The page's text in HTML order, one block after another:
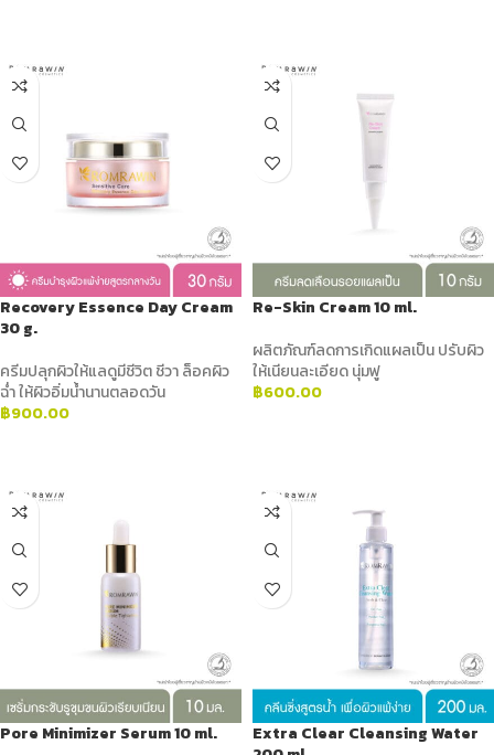
Recovery Essence Day Cream
30 g.
ครีมปลุกผิวให้แลดูมีชีวิต ชีวา ล็อคผิว
ฉ่ำ ให้ผิวอิ่มน้ำนานตลอดวัน
฿900.00
Re-Skin Cream 10 ml.
ผลิตภัณฑ์ลดการเกิดแผลเป็น ปรับผิว
ให้เนียนละเอียด นุ่มฟู
฿600.00
Pore Minimizer Serum 10 ml.
Extra Clear Cleansing Water